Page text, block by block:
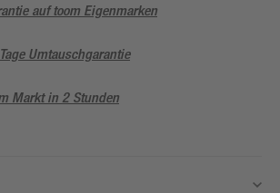
auf toom Eigenmarken
Umtauschgarantie
Markt in 2 Stunden